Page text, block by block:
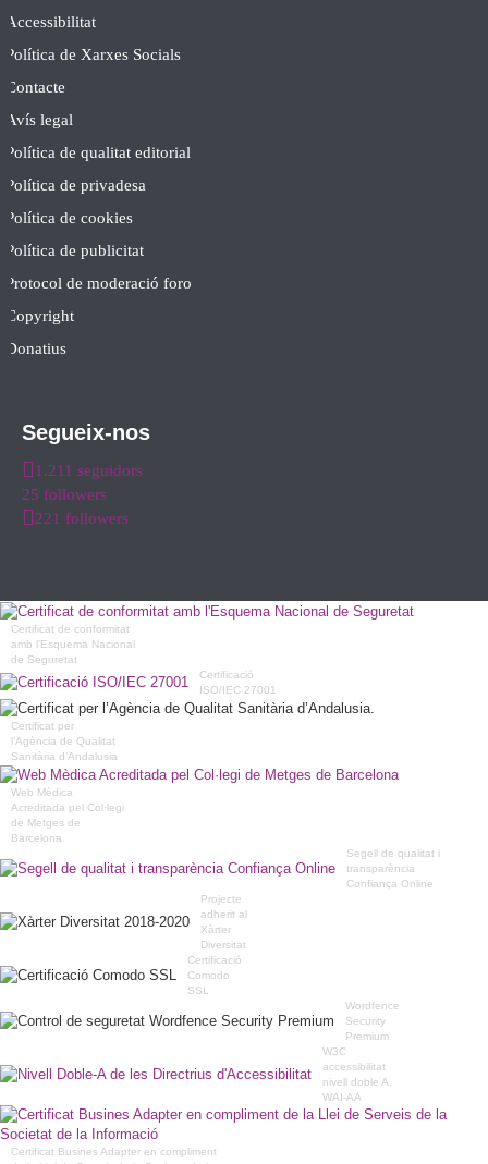
Accessibilitat
Política de Xarxes Socials
Contacte
Avís legal
Política de qualitat editorial
Política de privadesa
Política de cookies
Política de publicitat
Protocol de moderació foro
Copyright
Donatius
Segueix-nos
1.211 seguidors
25 followers
221 followers
Certificat de conformitat
amb l'Esquema Nacional
de Seguretat
Certificació
ISO/IEC 27001
Certificat per
l’Agència de Qualitat
Sanitària d’Andalusia
Web Mèdica
Acreditada pel Col·legi
de Metges de
Barcelona
Segell de qualitat i
transparència
Confiança Online
Projecte
adherit al
Xàrter
Diversitat
Certificació
Comodo
SSL
Wordfence
Security
Premium
W3C
accessibilitat
nivell doble A,
WAI-AA
Certificat Busines Adapter en compliment